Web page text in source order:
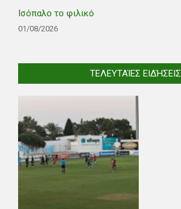
Ισόπαλο το φιλικό
01/08/2026
ΤΕΛΕΥΤΑΊΕΣ ΕΙΔΉΣΕΙΣ